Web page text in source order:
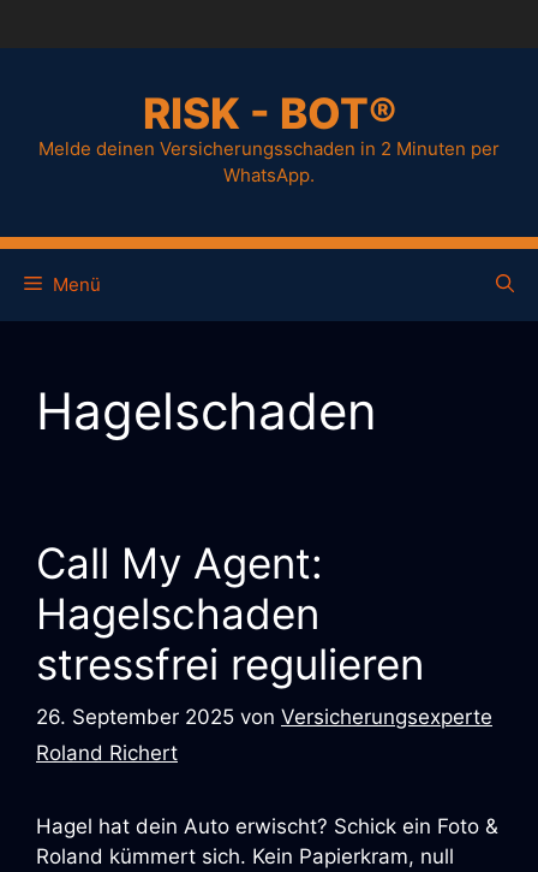
Inhalt
RISK - BOT®
Melde deinen Versicherungsschaden in 2 Minuten per
WhatsApp.
Menü
Hagelschaden
Call My Agent:
Hagelschaden
stressfrei regulieren
26. September 2025 von Versicherungsexperte
Roland Richert
Hagel hat dein Auto erwischt? Schick ein Foto &
Roland kümmert sich. Kein Papierkram, null